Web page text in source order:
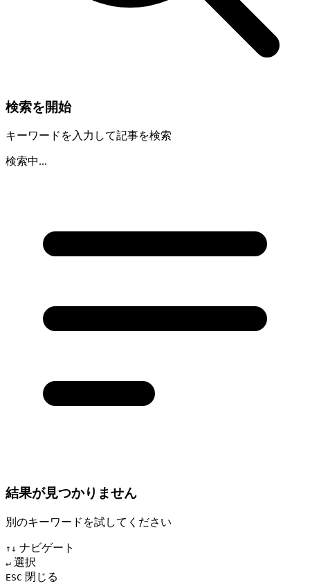
検索を開始
キーワードを入力して記事を検索
検索中...
結果が見つかりません
別のキーワードを試してください
↑↓ ナビゲート
↵ 選択
ESC 閉じる